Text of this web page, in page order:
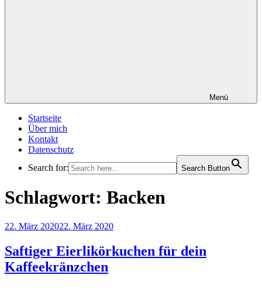
Menü
Startseite
Über mich
Kontakt
Datenschutz
Search for:
Search Button
Schlagwort: Backen
Veröffentlicht
22. März 202022. März 2020
Saftiger Eierlikörkuchen für dein
Kaffeekränzchen